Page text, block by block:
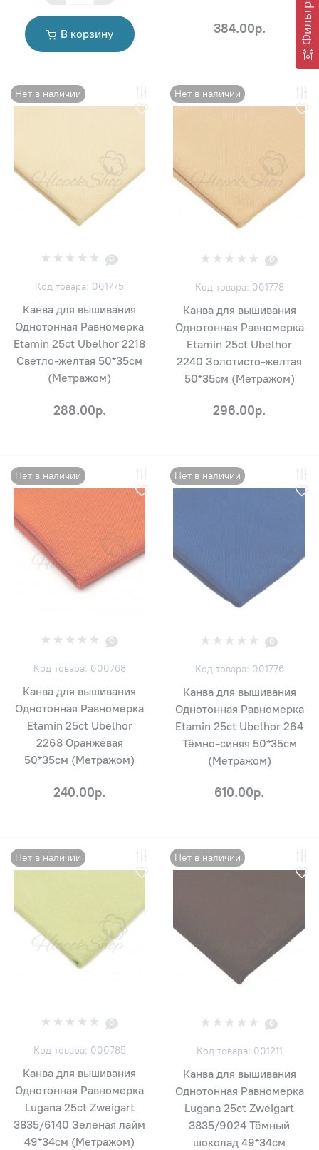
Фильтр
В корзину 384.00р.
Нет в наличии
0
Код товара: 001775
Канва для вышивания
Однотонная Равномерка
Etamin 25ct Ubelhor 2218
Светло-желтая 50*35см
(Метражом)
288.00р.
Нет в наличии
0
Код товара: 001778
Канва для вышивания
Однотонная Равномерка
Etamin 25ct Ubelhor
2240 Золотисто-желтая
50*35см (Метражом)
296.00р.
Нет в наличии
0
Код товара: 000768
Канва для вышивания
Однотонная Равномерка
Etamin 25ct Ubelhor
2268 Оранжевая
50*35см (Метражом)
240.00р.
Нет в наличии
0
Код товара: 001776
Канва для вышивания
Однотонная Равномерка
Etamin 25ct Ubelhor 264
Тёмно-синяя 50*35см
(Метражом)
610.00р.
Нет в наличии
0
Код товара: 000785
Канва для вышивания
Однотонная Равномерка
Lugana 25ct Zweigart
3835/6140 Зеленая лайм
49*34см (Метражом)
Нет в наличии
0
Код товара: 001211
Канва для вышивания
Однотонная Равномерка
Lugana 25ct Zweigart
3835/9024 Тёмный
шоколад 49*34см